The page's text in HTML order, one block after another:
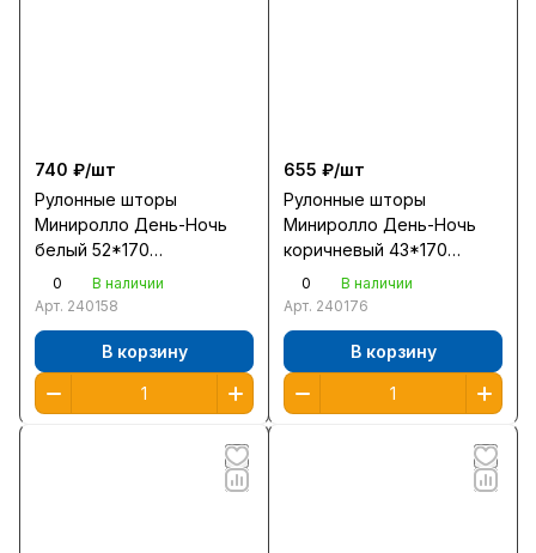
740 ₽/шт
Рулонные шторы
Миниролло День-Ночь
белый 52*170
/400501052/
0
В наличии
Арт. 240158
В корзину
655 ₽/шт
Рулонные шторы
Миниролло День-Ночь
коричневый 43*170
/400508043/
0
В наличии
Арт. 240176
В корзину